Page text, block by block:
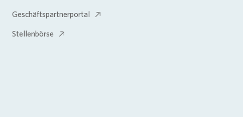
Geschäftspartnerportal
Stellenbörse